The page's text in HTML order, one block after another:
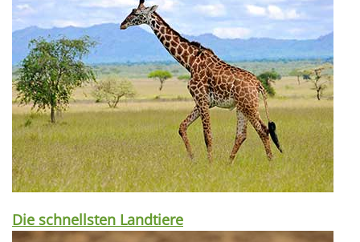
Die schnellsten Landtiere